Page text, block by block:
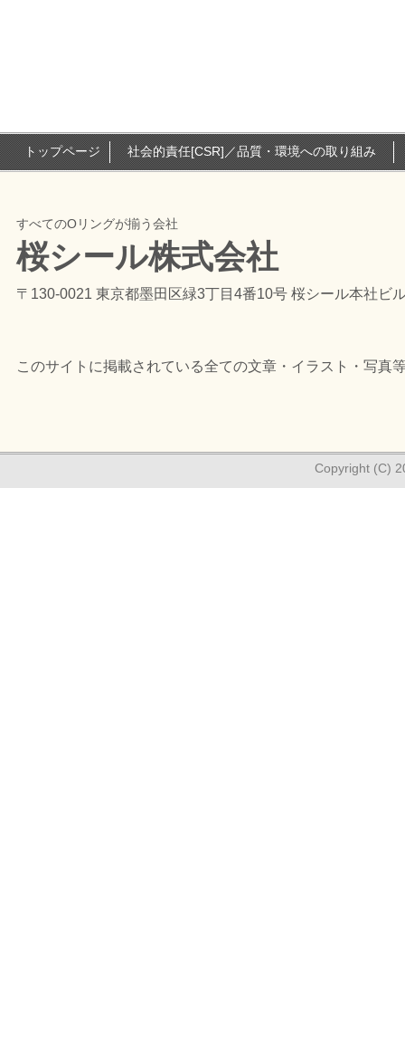
トップページ 社会的責任[CSR]／品質・環境への取り組み
すべてのOリングが揃う会社
桜シール株式会社
〒130-0021 東京都墨田区緑3丁目4番10号 桜シール本社ビ
このサイトに掲載されている全ての文章・イラスト・写真
Copyright (C)